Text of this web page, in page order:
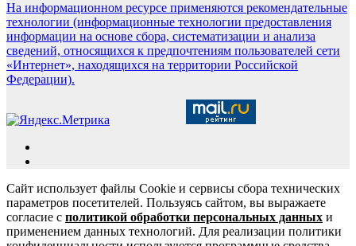
На информационном ресурсе применяются рекомендательные
технологии (информационные технологии предоставления
информации на основе сбора, систематизации и анализа
сведений, относящихся к предпочтениям пользователей сети
«Интернет», находящихся на территории Российской
Федерации).
Сайт использует файлы Cookie и сервисы сбора технических
параметров посетителей. Пользуясь сайтом, вы выражаете
согласие с политикой обработки персональных данных и
применением данных технологий. Для реализации политики